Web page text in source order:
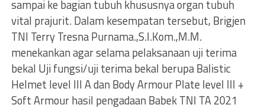
sampai ke bagian tubuh khususnya organ tubuh
vital prajurit. Dalam kesempatan tersebut, Brigjen
TNI Terry Tresna Purnama.,S.I.Kom.,M.M.
menekankan agar selama pelaksanaan uji terima
bekal Uji fungsi/uji terima bekal berupa Balistic
Helmet level III A dan Body Armour Plate level III +
Soft Armour hasil pengadaan Babek TNI TA 2021